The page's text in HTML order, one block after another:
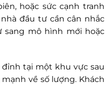
hoặc sức cạnh tranh
đầu tư cần cân nhắc
mô hình mới hoặc
tại một khu vực sau
về số lượng. Khách